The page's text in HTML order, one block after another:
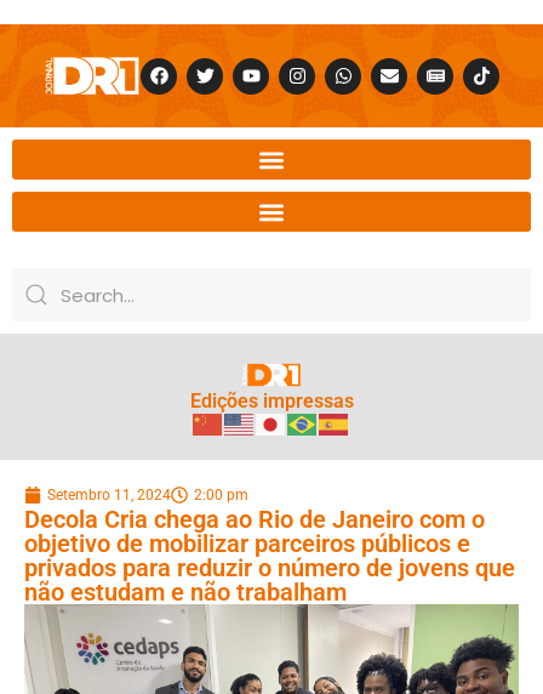
Edições impressas
Setembro 11, 2024 2:00 pm
Decola Cria chega ao Rio de Janeiro com o
objetivo de mobilizar parceiros públicos e
privados para reduzir o número de jovens que
não estudam e não trabalham